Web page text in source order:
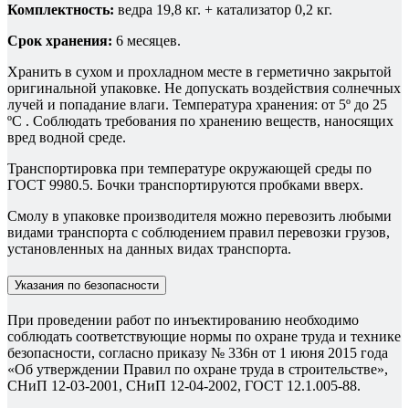
Комплектность: ведра 19,8 кг. + катализатор 0,2 кг.
Срок хранения: 6 месяцев.
Хранить в сухом и прохладном месте в герметично закрытой
оригинальной упаковке. Не допускать воздействия солнечных
лучей и попадание влаги. Температура хранения: от 5º до 25
ºС . Соблюдать требования по хранению веществ, наносящих
вред водной среде.
Транспортировка при температуре окружающей среды по
ГОСТ 9980.5. Бочки транспортируются пробками вверх.
Смолу в упаковке производителя можно перевозить любыми
видами транспорта с соблюдением правил перевозки грузов,
установленных на данных видах транспорта.
Указания по безопасности
При проведении работ по инъектированию необходимо
соблюдать соответствующие нормы по охране труда и технике
безопасности, согласно приказу № 336н от 1 июня 2015 года
«Об утверждении Правил по охране труда в строительстве»,
СНиП 12-03-2001, СНиП 12-04-2002, ГОСТ 12.1.005-88.